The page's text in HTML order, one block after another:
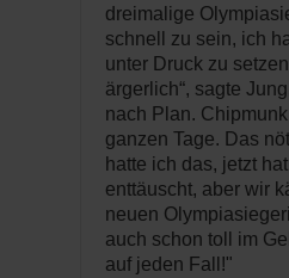
dreimalige
schnell zu sein, ich
unter Druck zu
ärgerlich“, sagte
nach Plan.
ganzen Tage. Das
hatte ich das, jetzt
enttäuscht, aber wir
neuen
auch schon toll im
auf jeden Fall!"